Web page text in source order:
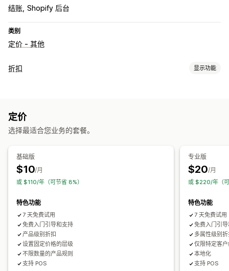
结账 Shopify 后台
类别
定价 - 其他
折扣 显示功能
购物车折扣
定价
选择最适合您业务的套餐。
基础版
$10/月
或 $110/年（可节省 8%）
特色功能
7 天免费试用
免费入门引导和支持
产品级别折扣
设置固定价格的层级
不限数量的产品规则
支持 POS
专业版
$20/月
或 $220/年（
特色功能
7 天免费试用
免费入门引
多属性级别
仅限特定客
本地化
支持 POS